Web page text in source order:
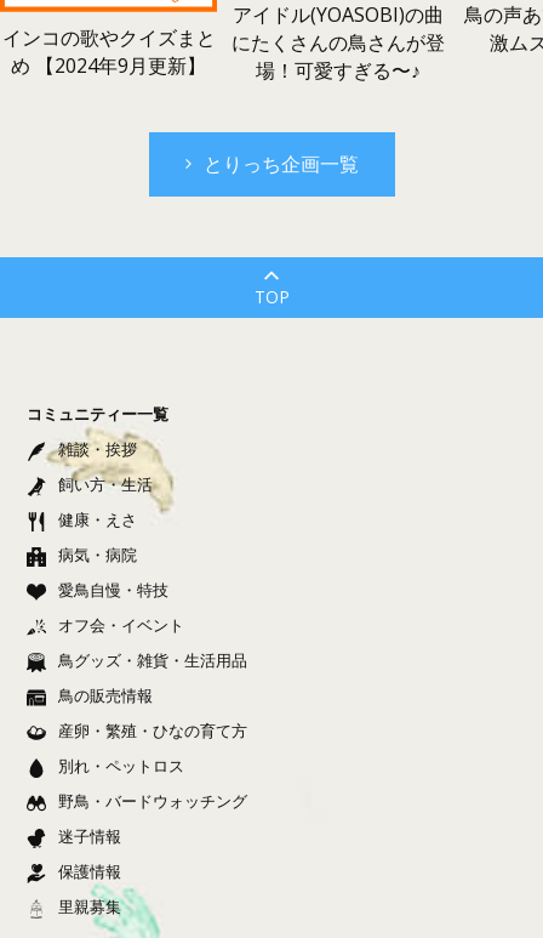
インコの歌やクイズまと
め 【2024年9月更新】
アイドル(YOASOBI)の曲
にたくさんの鳥さんが登
場！可愛すぎる〜♪
鳥の声
激ム
とりっち企画一覧
TOP
コミュニティー一覧
雑談・挨拶
飼い方・生活
健康・えさ
病気・病院
愛鳥自慢・特技
オフ会・イベント
鳥グッズ・雑貨・生活用品
鳥の販売情報
産卵・繁殖・ひなの育て方
別れ・ペットロス
野鳥・バードウォッチング
迷子情報
保護情報
里親募集